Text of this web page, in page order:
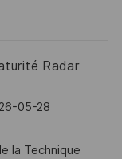
Radar
05-28
la Technique